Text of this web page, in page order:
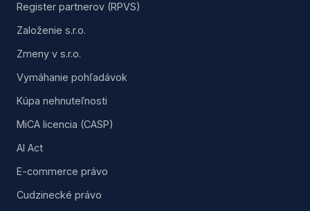
Register partnerov (RPVS)
Založenie s.r.o.
Zmeny v s.r.o.
Vymáhanie pohľadávok
Kúpa nehnuteľnosti
MiCA licencia (CASP)
AI Act
E-commerce právo
Cudzinecké právo